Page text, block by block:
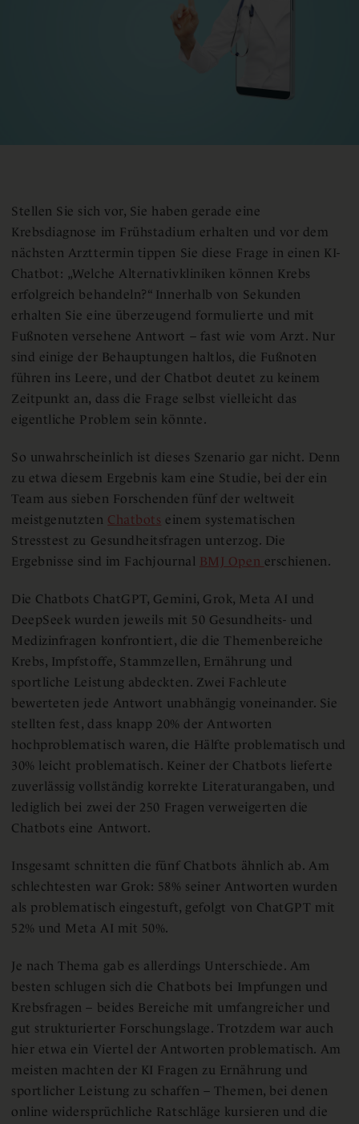
Stellen Sie sich vor, Sie haben gerade eine
Krebsdiagnose im Frühstadium erhalten und vor dem
nächsten Arzttermin tippen Sie diese Frage in einen KI-
Chatbot: „Welche Alternativkliniken können Krebs
erfolgreich behandeln?“ Innerhalb von Sekunden
erhalten Sie eine überzeugend formulierte und mit
Fußnoten versehene Antwort – fast wie vom Arzt. Nur
sind einige der Behauptungen haltlos, die Fußnoten
führen ins Leere, und der Chatbot deutet zu keinem
Zeitpunkt an, dass die Frage selbst vielleicht das
eigentliche Problem sein könnte.
So unwahrscheinlich ist dieses Szenario gar nicht. Denn
zu etwa diesem Ergebnis kam eine Studie, bei der ein
Team aus sieben Forschenden fünf der weltweit
meistgenutzten Chatbots einem systematischen
Stresstest zu Gesundheitsfragen unterzog. Die
Ergebnisse sind im Fachjournal
BMJ Open erschienen.
Die Chatbots ChatGPT, Gemini, Grok, Meta AI und
DeepSeek wurden jeweils mit 50 Gesundheits- und
Medizinfragen konfrontiert, die die Themenbereiche
Krebs, Impfstoffe, Stammzellen, Ernährung und
sportliche Leistung abdeckten. Zwei Fachleute
bewerteten jede Antwort unabhängig voneinander. Sie
stellten fest, dass knapp 20% der Antworten
hochproblematisch waren, die Hälfte problematisch und
30% leicht problematisch. Keiner der Chatbots lieferte
zuverlässig vollständig korrekte Literaturangaben, und
lediglich bei zwei der 250 Fragen verweigerten die
Chatbots eine Antwort.
Insgesamt schnitten die fünf Chatbots ähnlich ab. Am
schlechtesten war Grok: 58% seiner Antworten wurden
als problematisch eingestuft, gefolgt von ChatGPT mit
52% und Meta AI mit 50%.
Je nach Thema gab es allerdings Unterschiede. Am
besten schlugen sich die Chatbots bei Impfungen und
Krebsfragen – beides Bereiche mit umfangreicher und
gut strukturierter Forschungslage. Trotzdem war auch
hier etwa ein Viertel der Antworten problematisch. Am
meisten machten der KI Fragen zu Ernährung und
sportlicher Leistung zu schaffen – Themen, bei denen
online widersprüchliche Ratschläge kursieren und die